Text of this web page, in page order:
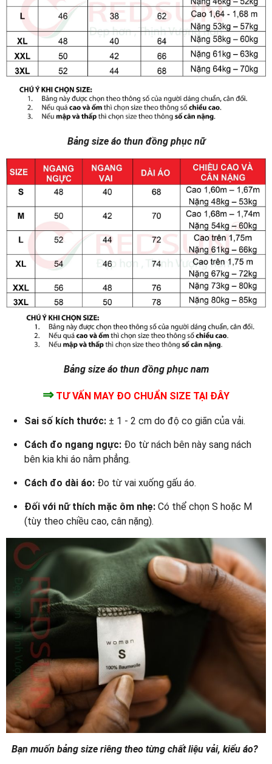
Bảng size áo thun đồng phục nữ
Bảng size áo thun đồng phục nam
⇒ TƯ VẤN MAY ĐO CHUẨN SIZE TẠI ĐÂY
Sai số kích thước: ± 1 - 2 cm do độ co giãn của vải.
Cách đo ngang ngực: Đo từ nách bên này sang nách
bên kia khi áo nằm phẳng.
Cách đo dài áo: Đo từ vai xuống gấu áo.
Đối với nữ thích mặc ôm nhẹ: Có thể chọn S hoặc M
(tùy theo chiều cao, cân nặng).
Bạn muốn bảng size riêng theo từng chất liệu vải, kiểu áo?